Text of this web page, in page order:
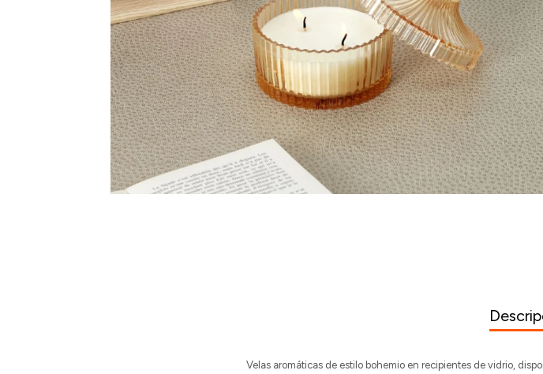
Velas aromáticas de estilo bohemio en recipientes de vidrio,